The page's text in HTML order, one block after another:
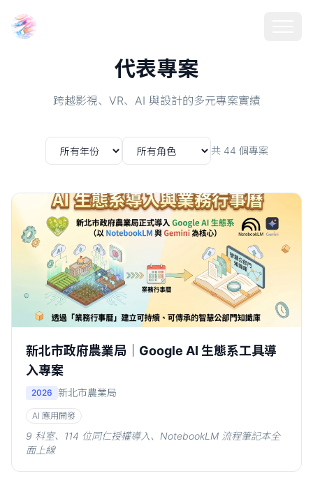
代表專案
跨越影視、VR、AI 與設計的多元專案實績
共 44 個專案
新北市政府農業局｜Google AI 生態系工具導
入專案
2026 新北市農業局
AI 應用開發
9 科室、114 位同仁授權導入、NotebookLM 流程筆記本全
面上線